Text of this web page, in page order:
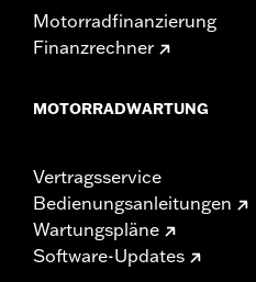
Motorradfinanzierung
Finanzrechner
MOTORRADWARTUNG
Vertragsservice
Bedienungsanleitungen
Wartungspläne
Software-Updates